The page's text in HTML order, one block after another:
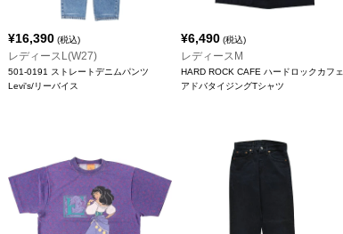
¥16,390 (税込)
レディースL(W27)
501-0191 ストレートデニムパンツ
Levi's/リーバイス
¥6,490 (税込)
レディースM
HARD ROCK CAFE ハードロックカフェ
アドバタイジングTシャツ